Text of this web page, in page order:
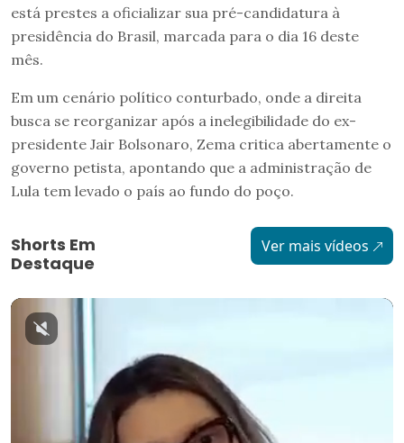
está prestes a oficializar sua pré-candidatura à
presidência do Brasil, marcada para o dia 16 deste
mês.
Em um cenário político conturbado, onde a direita
busca se reorganizar após a inelegibilidade do ex-
presidente Jair Bolsonaro, Zema critica abertamente o
governo petista, apontando que a administração de
Lula tem levado o país ao fundo do poço.
Shorts Em
Destaque
Ver mais vídeos